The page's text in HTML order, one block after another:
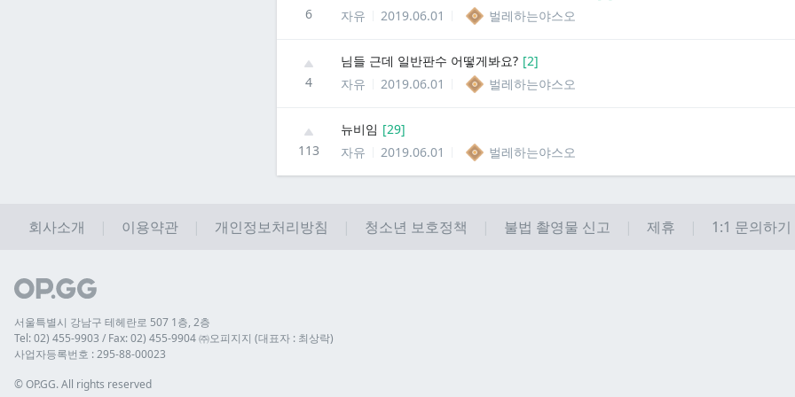
6
자유
2019.06.01 벌레하는야스오
4
님들 근데 일반판수 어떻게봐요? [2]
자유
2019.06.01 벌레하는야스오
113
뉴비임 [29]
자유
2019.06.01 벌레하는야스오
회사소개 이용약관 개인정보처리방침 청소년 보호정책 불법 촬영물 신고 제휴 1:1 문의하기
서울특별시 강남구 테헤란로 507 1층, 2층
Tel: 02) 455-9903 / Fax: 02) 455-9904 ㈜오피지지 (대표자 : 최상락)
사업자등록번호 : 295-88-00023
© OP.GG. All rights reserved